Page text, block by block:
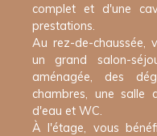
complet et d'une
prestations.
Au rez-de-chaussée,
un grand salon-
aménagée, des
chambres, une salle
d'eau et WC.
À l'étage, vous